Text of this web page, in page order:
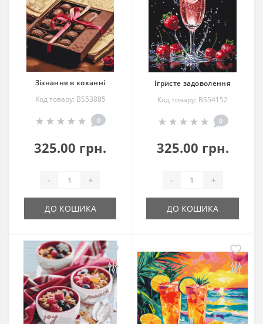
Зізнання в коханні
Код товару: BS53885
0
325.00 грн.
- +
ДО КОШИКА
Ігристе задоволення
Код товару: BS54152
0
325.00 грн.
- +
ДО КОШИКА